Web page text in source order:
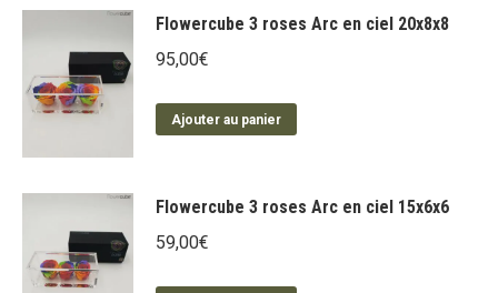
Flowercube 3 roses Arc en ciel 20x8x8
95,00€
Ajouter au panier
Flowercube 3 roses Arc en ciel 15x6x6
59,00€